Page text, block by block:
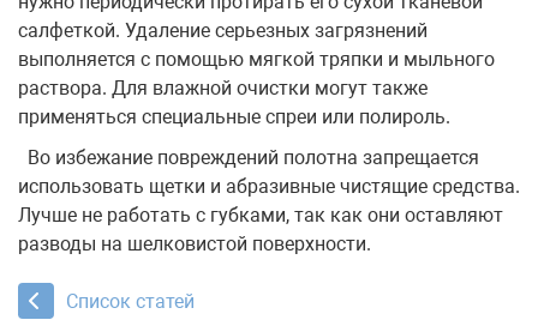
салфеткой. Удаление серьезных загрязнений
выполняется с помощью мягкой тряпки и мыльного
раствора. Для влажной очистки могут также
применяться специальные спреи или полироль.
Во избежание повреждений полотна запрещается
использовать щетки и абразивные чистящие средства.
Лучше не работать с губками, так как они оставляют
разводы на шелковистой поверхности.
Список статей